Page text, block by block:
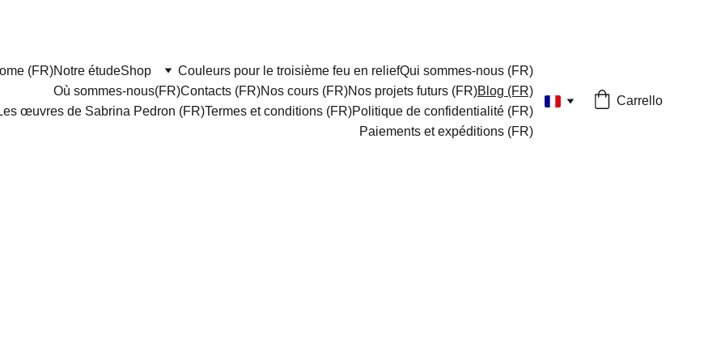
(FR)Notre étudeShop Couleurs pour le troisième feu en reliefQui sommes-nous (FR)
Où sommes-nous(FR)Contacts (FR)Nos cours (FR)Nos projets futurs (FR)Blog (FR)
œuvres de Sabrina Pedron (FR)Termes et conditions (FR)Politique de confidentialité (FR)
Paiements et expéditions (FR)
Carrello